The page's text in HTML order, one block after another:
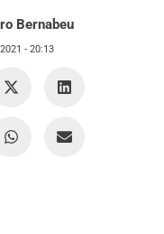
Bernabeu
- 20:13